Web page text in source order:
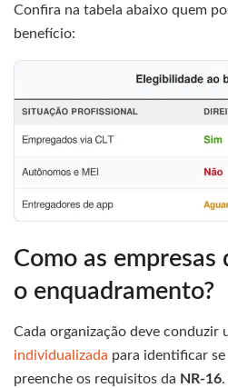
Confira na tabela abaixo quem
benefício:
Como as empresas
o enquadramento?
Cada organização deve conduzir
individualizada para identificar
preenche os requisitos da NR-16